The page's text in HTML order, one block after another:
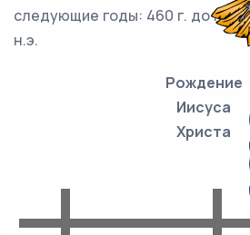
следующие годы: 460 г. до н.э.,
н.э.
Рождение
Иисуса
Христа